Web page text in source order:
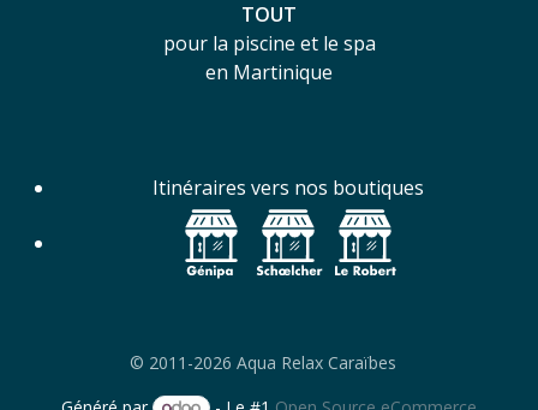
TOUT
pour la piscine et le spa
en Martinique
Itinéraires vers nos boutiques
© 2011-2026 Aqua Relax Caraïbes